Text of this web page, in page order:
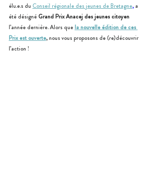
élu.e.s du Conseil régionale des jeunes de Bretagne, a
été désigné Grand Prix Anacej des jeunes citoyen
l’année dernière. Alors que la nouvelle édition de ces
Prix est ouverte, nous vous proposons de (re)découvrir
l’action !